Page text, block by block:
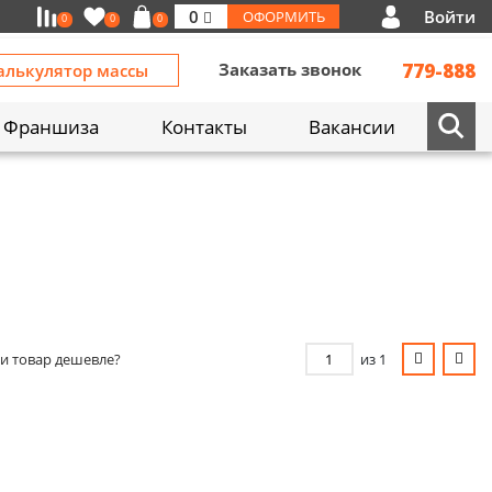
0 0 0 0 ОФОРМИТЬ Войти
массы Заказать звонок 779-888
Франшиза Контакты Вакансии
товар дешевле? из 1